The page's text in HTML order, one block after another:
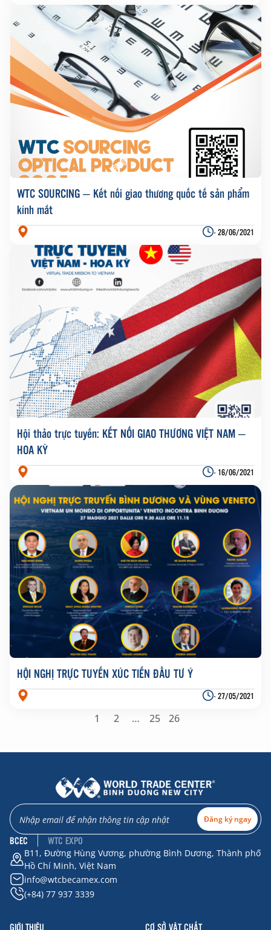
WTC SOURCING – Kết nối giao thương quốc tế sản phẩm
kính mắt
- 28/06/2021
Hội thảo trực tuyến: KẾT NỐI GIAO THƯƠNG VIỆT NAM –
HOA KỲ
- 16/06/2021
HỘI NGHỊ TRỰC TUYẾN XÚC TIẾN ĐẦU TƯ Ý
- 27/05/2021
1 2 … 25 26
Đăng ký ngay
BCEC WTC EXPO
B11, Đường Hùng Vương, phường Bình Dương, Thành phố
Hồ Chí Minh, Việt Nam
info@wtcbecamex.com
(+84) 77 937 3339
GIỚI THIỆU CƠ SỞ VẬT CHẤT